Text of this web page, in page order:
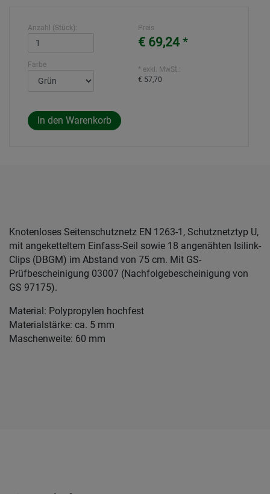
Anzahl (Stück):
Farbe
Preis
€ 69,24*
* exkl. MwSt.:
€ 57,70
Knotenloses Seitenschutznetz EN 1263-1, Schutznetztyp U,
mit angeketteltem Einfass-Seil sowie 18 angenähten Isilink-
Clips (DBGM) im Abstand von 75 cm. Mit GS-
Prüfbescheinigung 03007 (Nachfolgebescheinigung von
GS 97175).
Material: Polypropylen hochfest
Materialstärke: ca. 5 mm
Maschenweite: 60 mm